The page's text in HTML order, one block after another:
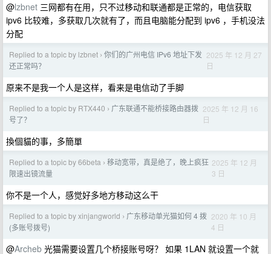
@lzbnet 三网都有在用，只不过移动和联通都是正常的，电信获取
ipv6 比较难，多获取几次就有了，而且电脑能分配到 ipv6 ，手机没法
分配
Replied to a topic by lzbnet › 你们的广州电信 IPv6 地址下发
还正常吗？
2025 年 12 月 27
日
原来不是我一个人是这样，看来是电信动了手脚
Replied to a topic by RTX440 › 广东联通不能桥接路由器拨
号了？
2025 年 12 月 16
日
換個貓的事，多簡單
Replied to a topic by 66beta › 移动宽带，真是绝了，晚上疯狂
限速出镜流量
2025 年 12 月
3 日
你不是一个人，感觉好多地方移动这么干
Replied to a topic by xinjangworld › 广东移动单光猫如何 4 拨
(多账号拨号)
2020 年 10 月
4 日
@Archeb 光猫需要设置几个桥接账号呀？ 如果 1LAN 就设置一个就